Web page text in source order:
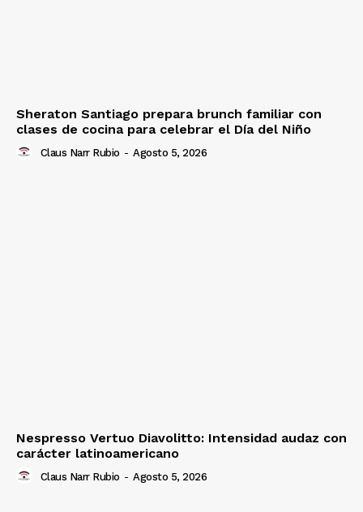
Sheraton Santiago prepara brunch familiar con
clases de cocina para celebrar el Día del Niño
Claus Narr Rubio - Agosto 5, 2026
Nespresso Vertuo Diavolitto: Intensidad audaz con
carácter latinoamericano
Claus Narr Rubio - Agosto 5, 2026